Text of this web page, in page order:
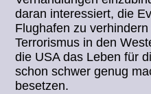
daran interessiert, die
Flughafen zu
Terrorismus in den
die USA das Leben für
schon schwer genug
besetzen.